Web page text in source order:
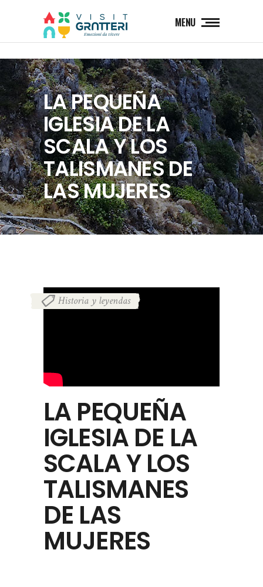
MENU
LA PEQUEÑA
IGLESIA DE LA
SCALA Y LOS
TALISMANES DE
LAS MUJERES
Historia y leyendas
LA PEQUEÑA
IGLESIA DE LA
SCALA Y LOS
TALISMANES
DE LAS
MUJERES